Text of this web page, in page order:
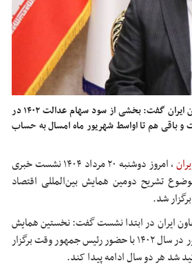
رئیس اتاق تعاون ایران گفت: بخشی از سود سهام عدالت ۱۴۰۲ در
و باقی هم تا اواسط شهریور ماه امسال به حساب
,
امروز دوشنبه ۲۰ مرداد ۱۴۰۴ نشست خبری
تشریح دومین همایش بین‌المللی اقتصاد
شد.
ایران در ابتدا نشست گفت: نخستین همایش
بین‌المللی اقتصاد تعاون کشور در سال ۱۴۰۲ با حضور رئیس جمهور وقت برگزار
شد هر دو سال ادامه پیدا کند.